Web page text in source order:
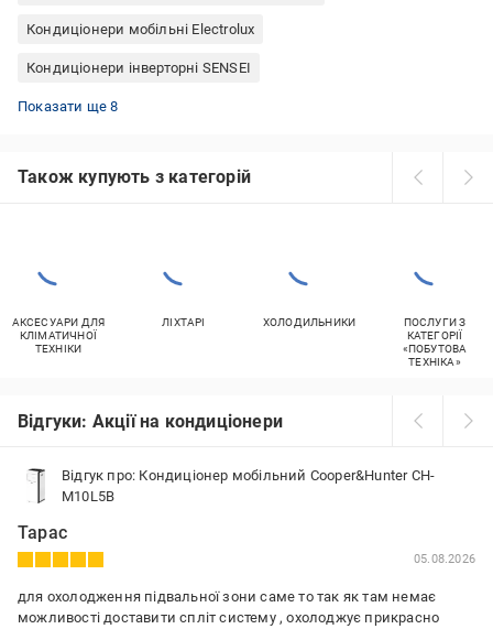
Кондиціонери мобільні Electrolux
Кондиціонери інверторні SENSEI
Кондиціонери мобільні 9 btu
Кондиціонери мобільні 7 btu
Мобільні кондиціонери охолодження та обігрів
Кондиціонери Haier інверторні
Кондиціонери мобільні 12 btu
Кондиціонери інверторні Gree
Інверторні кондиціонери OSAKA
Інверторні спліт-системи
Показати ще 8
Також купують з категорій
АКСЕСУАРИ ДЛЯ
КЛІМАТИЧНОЇ
ТЕХНІКИ
ЛІХТАРІ ХОЛОДИЛЬНИКИ
ПОСЛУГИ З
КАТЕГОРІЇ
«ПОБУТОВА
ТЕХНІКА»
Відгуки: Акції на кондиціонери
Відгук про: Кондиціонер мобільний Cooper&Hunter CH-
M10L5B
Тарас
05.08.2026
для охолодження підвальної зони саме то так як там немає
можливості доставити спліт систему , охолоджує прикрасно